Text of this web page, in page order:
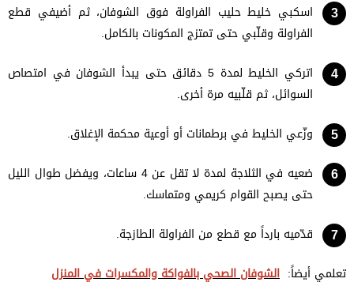
اسكبي خليط حليب الفراولة فوق الشوفان، ثم أضيفي قطع
الفراولة وقلّبي حتى تمتزج المكونات بالكامل.
اتركي الخليط لمدة 5 دقائق حتى يبدأ الشوفان في امتصاص
السوائل، ثم قلّبيه مرة أخرى.
وزّعي الخليط في برطمانات أو أوعية محكمة الإغلاق.
ضعيه في الثلاجة لمدة لا تقل عن 4 ساعات، ويفضل طوال الليل
حتى يصبح القوام كريمي ومتماسك.
قدّميه بارداً مع قطع من الفراولة الطازجة.
تعلمي أيضاً: الشوفان الصحي بالفواكة والمكسرات في المنزل